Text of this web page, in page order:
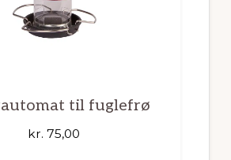
til fuglefrø
kr. 75,00